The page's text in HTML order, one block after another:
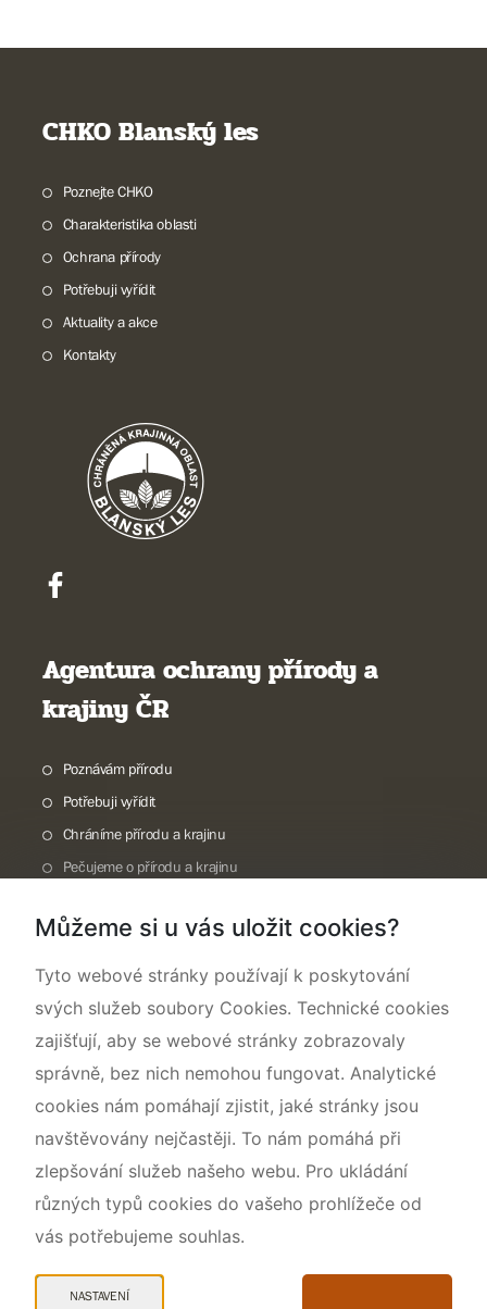
CHKO Blanský les
Poznejte CHKO
Charakteristika oblasti
Ochrana přírody
Potřebuji vyřídit
Aktuality a akce
Kontakty
Agentura ochrany přírody a
krajiny ČR
Poznávám přírodu
Potřebuji vyřídit
Chráníme přírodu a krajinu
Pečujeme o přírodu a krajinu
O nás
Můžeme si u vás uložit cookies?
Tyto webové stránky používají k poskytování
svých služeb soubory Cookies. Technické cookies
zajišťují, aby se webové stránky zobrazovaly
správně, bez nich nemohou fungovat. Analytické
cookies nám pomáhají zjistit, jaké stránky jsou
navštěvovány nejčastěji. To nám pomáhá při
zlepšování služeb našeho webu. Pro ukládání
různých typů cookies do vašeho prohlížeče od
vás potřebujeme souhlas.
NASTAVENÍ